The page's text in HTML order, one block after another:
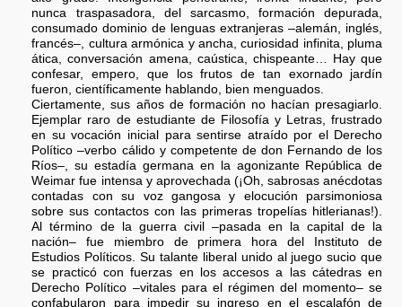
nunca traspasadora, del sarcasmo, formación depurada,
consumado dominio de lenguas extranjeras –alemán, inglés,
francés–, cultura armónica y ancha, curiosidad infinita, pluma
ática, conversación amena, caústica, chispeante… Hay que
confesar, empero, que los frutos de tan exornado jardín
fueron, científicamente hablando, bien menguados.
Ciertamente, sus años de formación no hacían presagiarlo.
Ejemplar raro de estudiante de Filosofía y Letras, frustrado
en su vocación inicial para sentirse atraído por el Derecho
Político –verbo cálido y competente de don Fernando de los
Ríos–, su estadía germana en la agonizante República de
Weimar fue intensa y aprovechada (¡Oh, sabrosas anécdotas
contadas con su voz gangosa y elocución parsimoniosa
sobre sus contactos con las primeras tropelías hitlerianas!).
Al término de la guerra civil –pasada en la capital de la
nación– fue miembro de primera hora del Instituto de
Estudios Políticos. Su talante liberal unido al juego sucio que
se practicó con fuerzas en los accesos a las cátedras en
Derecho Político –vitales para el régimen del momento– se
confabularon para impedir su ingreso en el escalafón de